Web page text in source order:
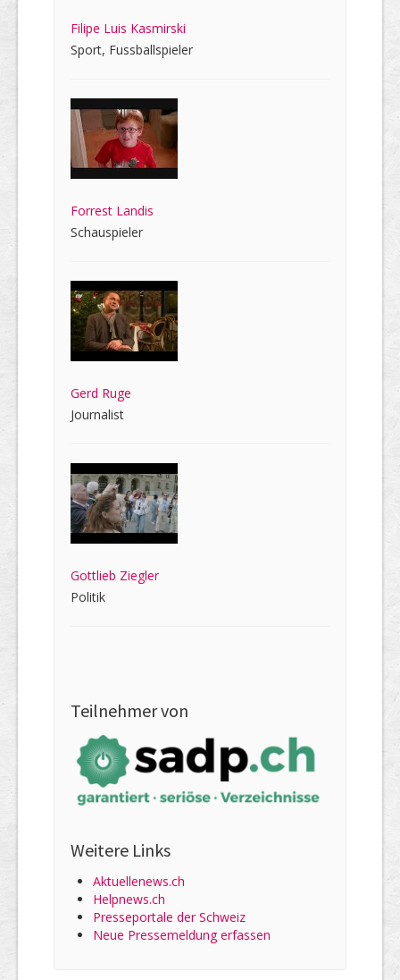
Filipe Luis Kasmirski
Sport, Fussballspieler
Forrest Landis
Schauspieler
Gerd Ruge
Journalist
Gottlieb Ziegler
Politik
Teilnehmer von
Weitere Links
Aktuellenews.ch
Helpnews.ch
Presseportale der Schweiz
Neue Pressemeldung erfassen